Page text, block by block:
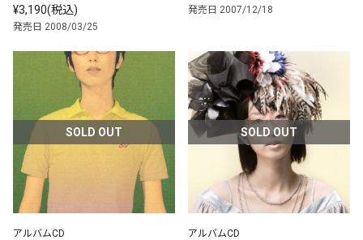
¥3,190(税込)
発売日 2008/03/25
発売日 2007/12/18
SOLD OUT
アルバムCD
SOLD OUT
アルバムCD